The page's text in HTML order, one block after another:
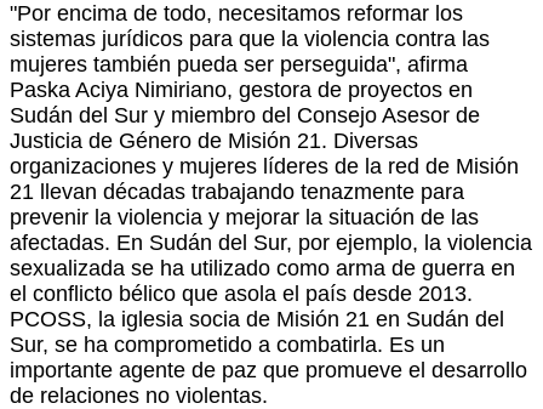
"Por encima de todo, necesitamos reformar los
sistemas jurídicos para que la violencia contra las
mujeres también pueda ser perseguida", afirma
Paska Aciya Nimiriano, gestora de proyectos en
Sudán del Sur y miembro del Consejo Asesor de
Justicia de Género de Misión 21. Diversas
organizaciones y mujeres líderes de la red de Misión
21 llevan décadas trabajando tenazmente para
prevenir la violencia y mejorar la situación de las
afectadas. En Sudán del Sur, por ejemplo, la violencia
sexualizada se ha utilizado como arma de guerra en
el conflicto bélico que asola el país desde 2013.
PCOSS, la iglesia socia de Misión 21 en Sudán del
Sur, se ha comprometido a combatirla. Es un
importante agente de paz que promueve el desarrollo
de relaciones no violentas.